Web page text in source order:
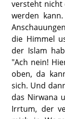
versteht nicht
werden
die Himmel
der Islam
"Ach nein!
oben, da
sich. Und
das Nirwana
Irrtum, der